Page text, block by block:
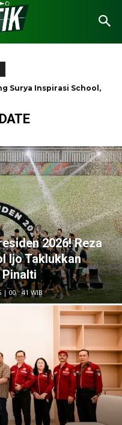
Siap Tantang Persib
2026! Reza
Ijo Taklukkan
| 00 : 41 WIB